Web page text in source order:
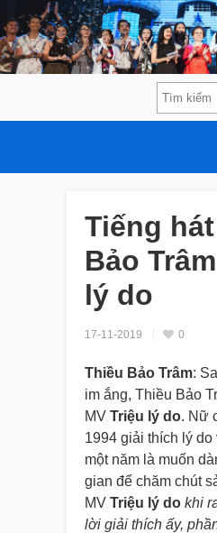
Tiếng
Bảo
lý do
17-11-2019 0
Thiều Bảo Trâm:
im ắng, Thiều Bảo
MV Triệu lý do. Nữ
1994 giải thích lý do
một năm là muốn
gian để chăm chút
MV Triệu lý do khi
lời giải thích ấy,